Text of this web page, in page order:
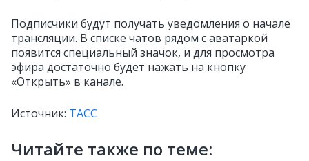
Подписчики будут получать уведомления о начале
трансляции. В списке чатов рядом с аватаркой
появится специальный значок, и для просмотра
эфира достаточно будет нажать на кнопку
«Открыть» в канале.
Источник: ТАСС
Читайте также по теме: